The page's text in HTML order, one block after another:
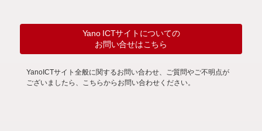
Yano ICTサイトについての
お問い合せはこちら
YanoICTサイト全般に関するお問い合わせ、ご質問やご不明点が
ございましたら、こちらからお問い合わせください。